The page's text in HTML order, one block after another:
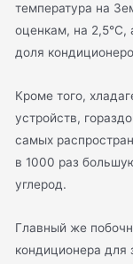
температура на
оценкам, на 2,5°С,
доля
Кроме того,
устройств,
самых
в 1000 раз
углерод.
Главный же
кондиционера для